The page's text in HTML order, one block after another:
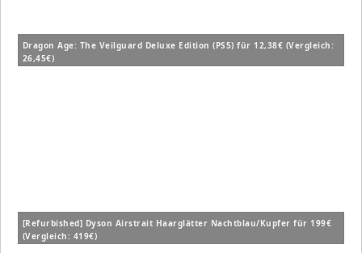
Dragon Age: The Veilguard Deluxe Edition (PS5) für 12,38€ (Vergleich:
26,45€)
[Refurbished] Dyson Airstrait Haarglätter Nachtblau/Kupfer für 199€
(Vergleich: 419€)